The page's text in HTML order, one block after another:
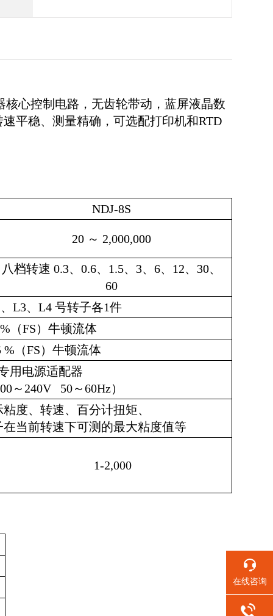
核心控制电路，无齿轮带动，蓝屏液晶数
平稳、测量精确，可选配打印机和RTD
NDJ-8S
20 ～ 2,000,000
八档转速 0.3、0.6、1.5、3、6、12、30、
60
L3、L4 号转子各1件
（FS）牛顿流体
%（FS）牛顿流体
用电源适配器
～240V 50～60Hz）
度、转速、百分计扭矩、
当前转速下可测的最大粘度值等
1-2,000
在线咨询